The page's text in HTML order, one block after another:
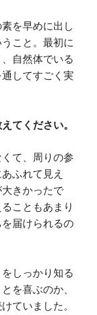
を早めに出し
こと。最初に
自然体でいる
してすごく実
てください。
て、周りの参
ふれて見え
きかったで
こともあまり
届けられるの
しっかり知る
を喜ぶのか、
ていました。